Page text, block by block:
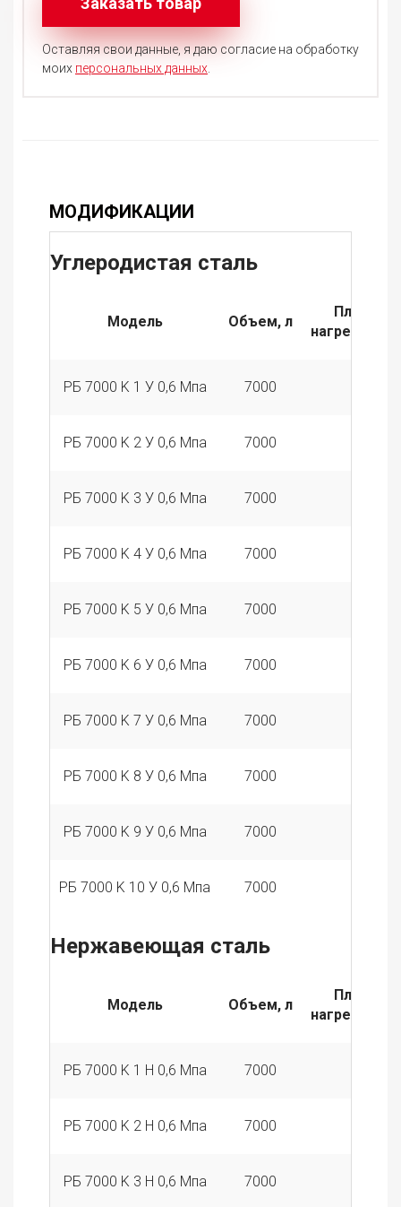
Оставляя свои данные, я даю согласие на обработку
моих персональных данных
МОДИФИКАЦИИ
Углеродистая сталь
Модель Объем, л
Площадь
РБ 7000 K 1 У 0,6 Мпа 7000
РБ 7000 K 2 У 0,6 Мпа 7000
РБ 7000 K 3 У 0,6 Мпа 7000
РБ 7000 K 4 У 0,6 Мпа 7000
РБ 7000 K 5 У 0,6 Мпа 7000
РБ 7000 K 6 У 0,6 Мпа 7000
РБ 7000 K 7 У 0,6 Мпа 7000
РБ 7000 K 8 У 0,6 Мпа 7000
РБ 7000 K 9 У 0,6 Мпа 7000
РБ 7000 K 10 У 0,6 Мпа 7000
Нержавеющая сталь
Модель Объем, л
Площадь
РБ 7000 K 1 Н 0,6 Мпа 7000
РБ 7000 K 2 Н 0,6 Мпа 7000
РБ 7000 K 3 Н 0,6 Мпа 7000